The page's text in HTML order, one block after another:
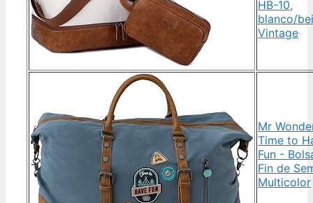
HB-10,
blanco/
Vintage
Mr
Time to
Fun -
Fin de
Multicolor